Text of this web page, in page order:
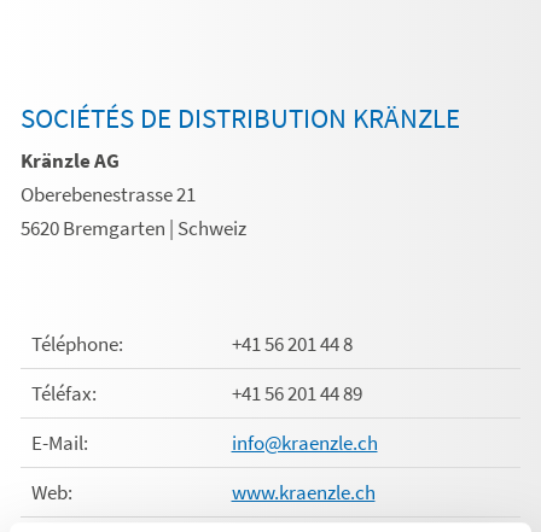
SOCIÉTÉS DE DISTRIBUTION KRÄNZLE
Kränzle AG
Oberebenestrasse 21
5620 Bremgarten | Schweiz
Téléphone:
+41 56 201 44 8
Téléfax:
+41 56 201 44 89
E-Mail:
info@kraenzle.ch
Web:
www.kraenzle.ch